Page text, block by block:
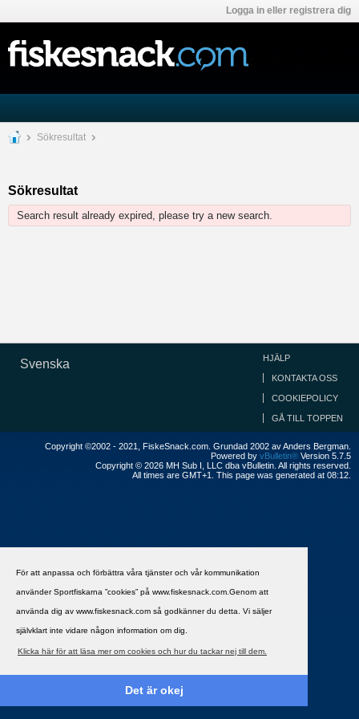
För att anpassa och förbättra våra tjänster och vår kommunikation
använder Sportfiskarna ”cookies” på www.fiskesnack.com.Genom att
använda dig av www.fiskesnack.com så godkänner du detta. Vi säljer
självklart inte vidare någon information om dig.
Klicka här för att läsa mer om cookies och hur du tackar nej till dem.
Det är okej
Logga in eller registrera dig
Sökresultat
Sökresultat
Search result already expired, please try a new search.
Svenska HJÄLP
KONTAKTA OSS
COOKIEPOLICY
GÅ TILL TOPPEN
Copyright ©2002 - 2021, FiskeSnack.com. Grundad 2002 av Anders Bergman.
Powered by vBulletin® Version 5.7.5
Copyright © 2026 MH Sub I, LLC dba vBulletin. All rights reserved.
All times are GMT+1. This page was generated at 08:12.